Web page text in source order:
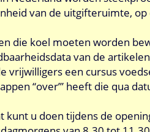
van de uitgifteruimte,
die koel moeten worden
van de
vrijwilligers een cursus
“over’” heeft die qua
kunt u doen tijdens de